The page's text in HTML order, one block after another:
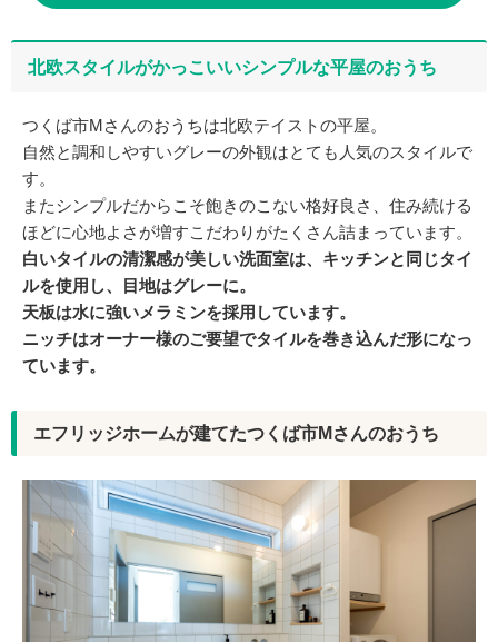
北欧スタイルがかっこいいシンプルな平屋のおうち
つくば市Mさんのおうちは北欧テイストの平屋。
自然と調和しやすいグレーの外観はとても人気のスタイルで
す。
またシンプルだからこそ飽きのこない格好良さ、住み続ける
ほどに心地よさが増すこだわりがたくさん詰まっています。
白いタイルの清潔感が美しい洗面室は、キッチンと同じタイ
ルを使用し、目地はグレーに。
天板は水に強いメラミンを採用しています。
ニッチはオーナー様のご要望でタイルを巻き込んだ形になっ
ています。
エフリッジホームが建てたつくば市Mさんのおうち